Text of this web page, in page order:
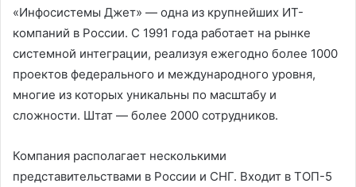
«Инфосистемы Джет» — одна из крупнейших ИТ-
компаний в России. С 1991 года работает на рынке
системной интеграции, реализуя ежегодно более 1000
проектов федерального и международного уровня,
многие из которых уникальны по масштабу и
сложности. Штат — более 2000 сотрудников.
Компания располагает несколькими
представительствами в России и СНГ. Входит в ТОП-5